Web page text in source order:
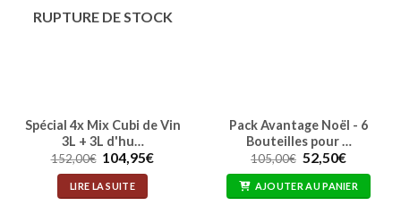
RUPTURE DE STOCK
Spécial 4x Mix Cubi de Vin
3L + 3L d'hu…
152,00€ Le
initial
était :
104,95€Le
LIRE LA SUITE
Pack Avantage Noël - 6
Bouteilles pour …
105,00€ Le
prix
initial
était :
52,50€Le
actuel
est :
AJOUTER AU PANIER